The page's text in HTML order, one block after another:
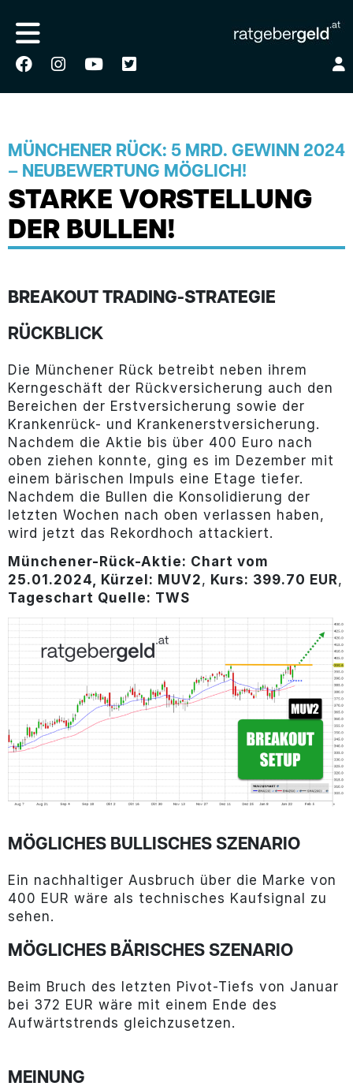
MÜNCHENER RÜCK: 5 MRD. GEWINN 2024
– NEUBEWERTUNG MÖGLICH!
STARKE VORSTELLUNG
DER BULLEN!
BREAKOUT TRADING-STRATEGIE
RÜCKBLICK
Die Münchener Rück betreibt neben ihrem
Kerngeschäft der Rückversicherung auch den
Bereichen der Erstversicherung sowie der
Krankenrück- und Krankenerstversicherung.
Nachdem die Aktie bis über 400 Euro nach
oben ziehen konnte, ging es im Dezember mit
einem bärischen Impuls eine Etage tiefer.
Nachdem die Bullen die Konsolidierung der
letzten Wochen nach oben verlassen haben,
wird jetzt das Rekordhoch attackiert.
Münchener-Rück-Aktie: Chart vom
25.01.2024, Kürzel: MUV2, Kurs: 399.70 EUR,
Tageschart Quelle: TWS
MÖGLICHES BULLISCHES SZENARIO
Ein nachhaltiger Ausbruch über die Marke von
400 EUR wäre als technisches Kaufsignal zu
sehen.
MÖGLICHES BÄRISCHES SZENARIO
Beim Bruch des letzten Pivot-Tiefs von Januar
bei 372 EUR wäre mit einem Ende des
Aufwärtstrends gleichzusetzen.
MEINUNG